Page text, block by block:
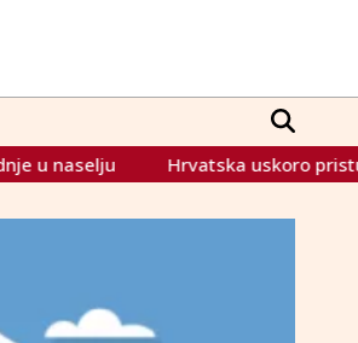
Hrvatska uskoro pristupa OECD-u,